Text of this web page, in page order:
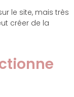
le site, mais très
créer de la